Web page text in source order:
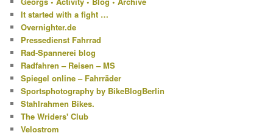
It started with a fight …
Overnighter.de
Pressedienst Fahrrad
Rad-Spannerei blog
Radfahren – Reisen – MS
Spiegel online – Fahrräder
Sportsphotography by BikeBlogBerlin
Stahlrahmen Bikes.
The Wriders' Club
Velostrom